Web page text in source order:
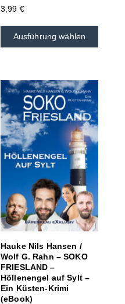
3,99 €
Ausführung wählen
Hauke Nils Hansen /
Wolf G. Rahn – SOKO
FRIESLAND –
Höllenengel auf Sylt –
Ein Küsten-Krimi
(eBook)